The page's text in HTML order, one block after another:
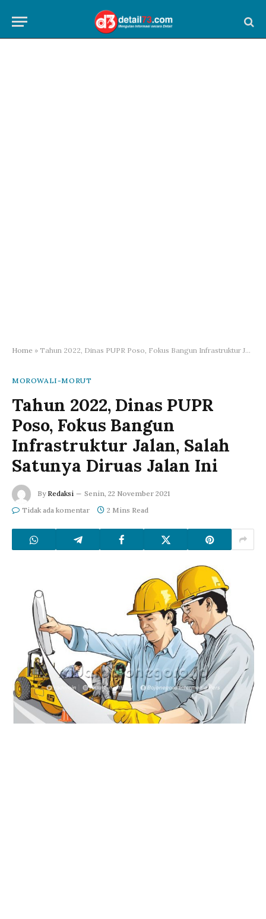
Home » Tahun 2022, Dinas PUPR Poso, Fokus Bangun Infrastruktur Jalan, Salah Satunya Diruas Jalan Ini
MOROWALI-MORUT
Tahun 2022, Dinas PUPR
Poso, Fokus Bangun
Infrastruktur Jalan, Salah
Satunya Diruas Jalan Ini
By Redaksi
Senin, 22 November 2021
Tidak ada komentar
2 Mins Read